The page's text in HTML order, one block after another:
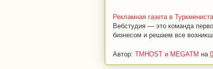
Рекламная газета в
Вебстудия — это команда
бизнесом и решаем все
Автор: TMHOST и MEGATM на